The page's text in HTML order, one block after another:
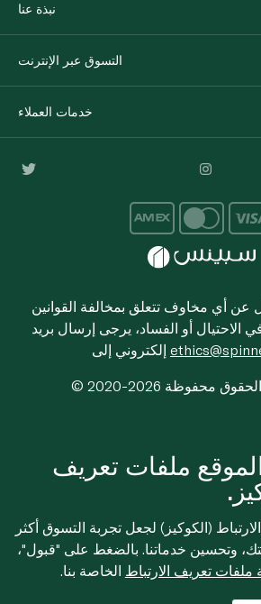
نبذة عنا
التسوق عبر الإنترنت
خدمات العملاء
عن أي مخاوف تتعلق بمخالفة القوانين
في الاحتيال أو الفساد، يرجى إرسال بريد
كل الحقوق محفوظة
ملفات تعريف
(الكوكيز) لجعل تجربة التسوق أكثر
وتحسين خدماتنا. بالضغط على "قبول"،
تعريف الارتباط الخاصة بنا.